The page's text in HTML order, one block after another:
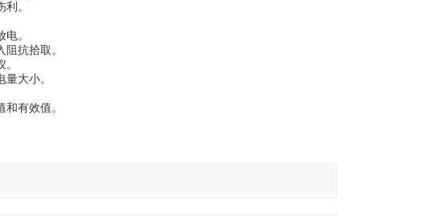
。
。
抗拾取。
大小。
有效值。